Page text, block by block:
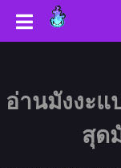
อ่านมังงะแ
สุด